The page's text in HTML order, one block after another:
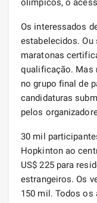
olímpicos, o
Os interessados
estabelecidos. Ou
maratonas
qualificação. Mas
no grupo final de
candidaturas
pelos
30 mil
Hopkinton ao
US$ 225 para
estrangeiros. Os
150 mil. Todos os